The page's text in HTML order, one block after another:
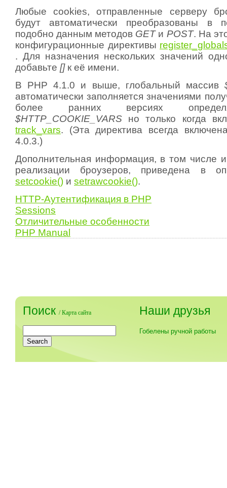
Любые cookies, отправленные серверу
будут автоматически преобразованы в
подобно данным методов GETи POST. На
конфигурационные директивы
. Для назначения нескольких значений
добавьте []к её имени.
В PHP 4.1.0 и выше, глобальный массив
автоматически заполняется значениями
более ранних версиях
$HTTP_COOKIE_VARS но только когда
track_vars. (Эта директива всегда
4.0.3.)
Дополнительная информация, в том числе
реализации броузеров, приведена в
setcookie() и setrawcookie().
HTTP-Аутентификация в PHP
Sessions
Отличительные особенности
PHP Manual
Поиск /Карта сайта Наши друзья
Гобелены ручной работы